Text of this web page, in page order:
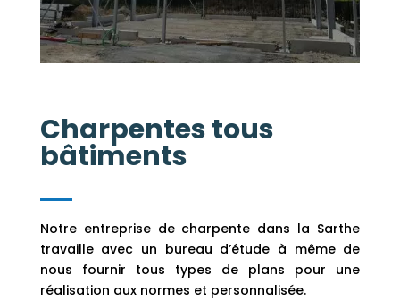
Charpentes tous
bâtiments
Notre entreprise de charpente dans la Sarthe
travaille avec un bureau d’étude à même de
nous fournir tous types de plans pour une
réalisation aux normes et personnalisée.